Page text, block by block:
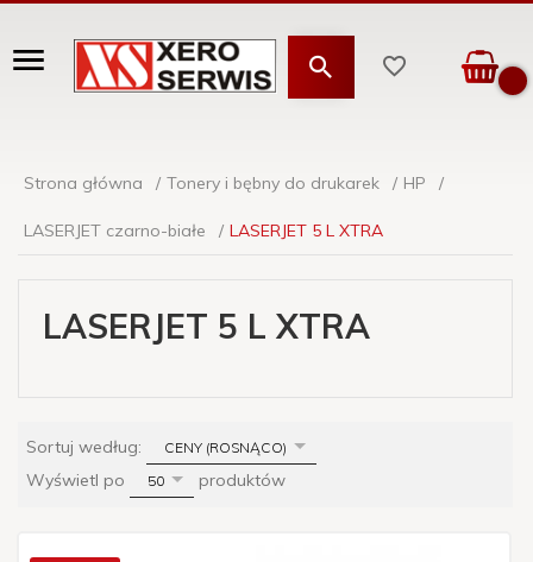
Strona główna Tonery i bębny do drukarek HP
LASERJET czarno-białe LASERJET 5 L XTRA
LASERJET 5 L XTRA
Sortuj według: sortCENY (ROSNĄCO)
Wyświetl po pop
50 produktów